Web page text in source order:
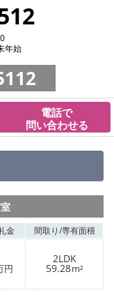
年始
電話で
問い合わせる
金 間取り/専有面積
円
2LDK
59.28m²